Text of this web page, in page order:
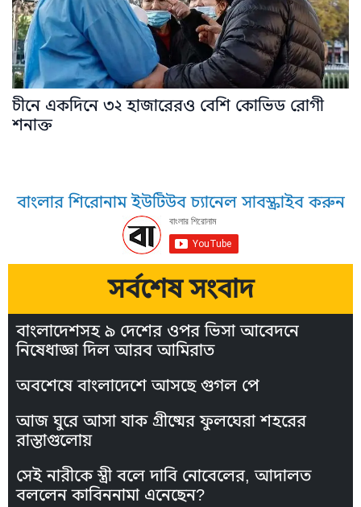
চীনে একদিনে ৩২ হাজারেরও বেশি কোভিড রোগী
শনাক্ত
বাংলার শিরোনাম ইউটিউব চ্যানেল সাবস্ক্রাইব করুন
সর্বশেষ সংবাদ
বাংলাদেশসহ ৯ দেশের ওপর ভিসা আবেদনে
নিষেধাজ্ঞা দিল আরব আমিরাত
অবশেষে বাংলাদেশে আসছে গুগল পে
আজ ঘুরে আসা যাক গ্রীষ্মের ফুলঘেরা শহরের
রাস্তাগুলোয়
সেই নারীকে স্ত্রী বলে দাবি নোবেলের, আদালত
বললেন কাবিননামা এনেছেন?